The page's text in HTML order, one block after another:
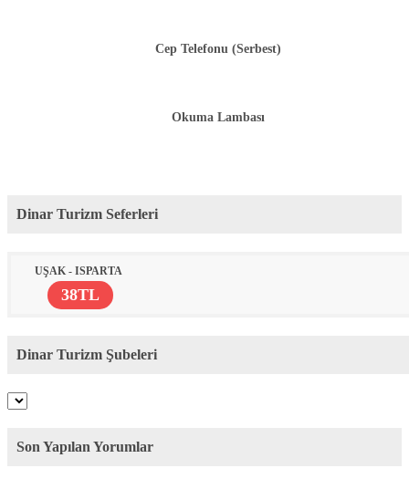
Cep Telefonu (Serbest)
Okuma Lambası
Dinar Turizm Seferleri
UŞAK - ISPARTA
38TL
Dinar Turizm Şubeleri
Son Yapılan Yorumlar